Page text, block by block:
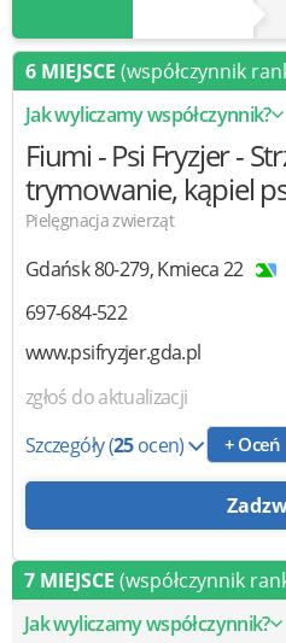
6 MIEJSCE (współczynnik
Jak wyliczamy współczynnik?
Fiumi - Psi Fryzjer-
trymowanie, kąpiel
Pielęgnacja zwierząt
Gdańsk80-279,Kmieca 22
697-684-522
www.psifryzjer.gda.pl
zgłoś do aktualizacji
Szczegóły(25ocen) + Oceń
7 MIEJSCE (współczynnik
Jak wyliczamy współczynnik?